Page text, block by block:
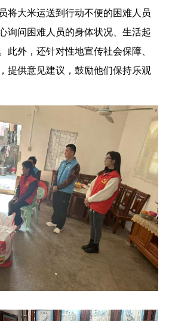
将大米运送到行动不便的困难人员
询问困难人员的身体状况、生活起
此外，还针对性地宣传社会保障、
提供意见建议，鼓励他们保持乐观